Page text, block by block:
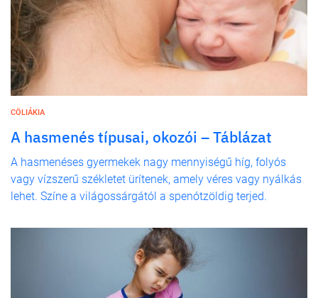
CÖLIÁKIA
A hasmenés típusai, okozói – Táblázat
A hasmenéses gyermekek nagy mennyiségű híg, folyós
vagy vízszerű székletet ürítenek, amely véres vagy nyálkás
lehet. Színe a világossárgától a spenótzöldig terjed.